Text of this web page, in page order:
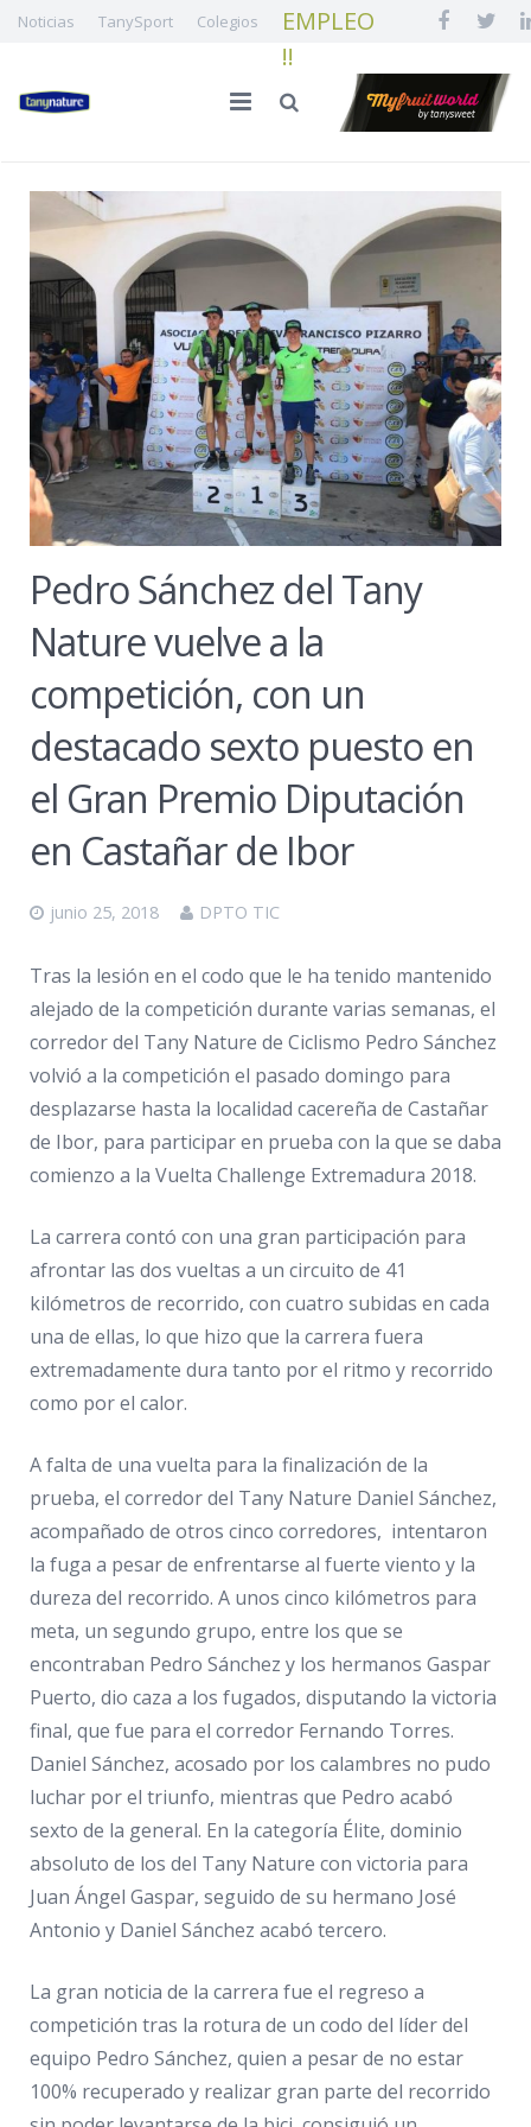
Noticias TanySport Colegios
EMPLEO
!!
INICIO
CALIDAD E INNOVACIÓN
NUESTRA FRUTA
¡¡ EMPLEO !!
Pedro Sánchez del Tany
Nature vuelve a la
competición, con un
destacado sexto puesto en
el Gran Premio Diputación
en Castañar de Ibor
junio 25, 2018 DPTO TIC
Tras la lesión en el codo que le ha tenido mantenido
alejado de la competición durante varias semanas, el
corredor del Tany Nature de Ciclismo Pedro Sánchez
volvió a la competición el pasado domingo para
desplazarse hasta la localidad cacereña de Castañar
de Ibor, para participar en prueba con la que se daba
comienzo a la Vuelta Challenge Extremadura 2018.
La carrera contó con una gran participación para
afrontar las dos vueltas a un circuito de 41
kilómetros de recorrido, con cuatro subidas en cada
una de ellas, lo que hizo que la carrera fuera
extremadamente dura tanto por el ritmo y recorrido
como por el calor.
A falta de una vuelta para la finalización de la
prueba, el corredor del Tany Nature Daniel Sánchez,
acompañado de otros cinco corredores, intentaron
la fuga a pesar de enfrentarse al fuerte viento y la
dureza del recorrido. A unos cinco kilómetros para
meta, un segundo grupo, entre los que se
encontraban Pedro Sánchez y los hermanos Gaspar
Puerto, dio caza a los fugados, disputando la victoria
final, que fue para el corredor Fernando Torres.
Daniel Sánchez, acosado por los calambres no pudo
luchar por el triunfo, mientras que Pedro acabó
sexto de la general. En la categoría Élite, dominio
absoluto de los del Tany Nature con victoria para
Juan Ángel Gaspar, seguido de su hermano José
Antonio y Daniel Sánchez acabó tercero.
La gran noticia de la carrera fue el regreso a
competición tras la rotura de un codo del líder del
equipo Pedro Sánchez, quien a pesar de no estar
100% recuperado y realizar gran parte del recorrido